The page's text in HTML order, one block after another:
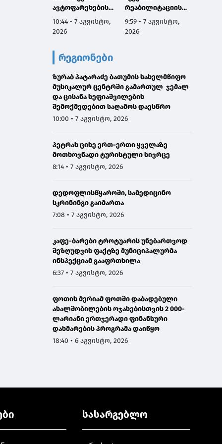
ავტოფარეხების
დემონტაჟის
შემდეგ სკვერი
10:44 • 7 აგვისტო,
2026
რეაბილიტაციის
სამუშაოები
დაათვალიერა
9:59 • 7 აგვისტო,
2026
რეგიონები
ზურაბ პატარაძე ბათუმის სახელმწიფო
მუსიკალურ ცენტრში გამართულ ჯემალ
და ცისანა სეფიაშვილების
შემოქმედებით საღამოს დაესწრო
10:00 • 7 აგვისტო, 2026
პეტრას ციხე ერთ-ერთი ყველაზე
მოთხოვნადი ტურისტული სივრცე
8:14 • 7 აგვისტო, 2026
დედოფლისწყაროში, სამედიცინო
სკრინინგი გაიმართა
7:08 • 7 აგვისტო, 2026
კაფე-ბარები ტროტუარის უნებართვოდ
შეზღუდვის ფაქტზე მუნიციპალურმა
ინსპექციამ გააფრთხილა
6:37 • 7 აგვისტო, 2026
ფოთის მერიამ ფოთში დაბადებული
ახალშობილების ოჯახებისთვის 2 000-
ლარიანი ერთჯერადი ფინანსური
დახმარების პროგრამა დაიწყო
18:40 • 6 აგვისტო, 2026
სასარგებლო